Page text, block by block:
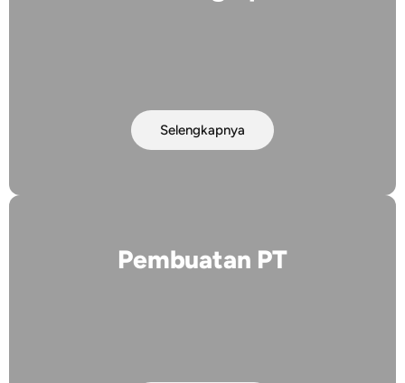
Selengkapnya
Pembuatan PT